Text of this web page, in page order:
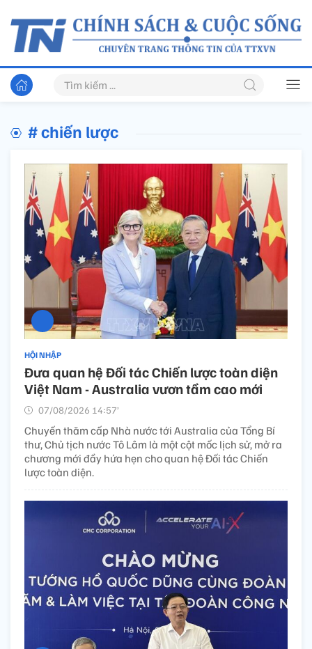
# chiến lược
HỘI NHẬP
Đưa quan hệ Đối tác Chiến lược toàn diện
Việt Nam - Australia vươn tầm cao mới
07/08/2026 14:57’
Chuyến thăm cấp Nhà nước tới Australia của Tổng Bí
thư, Chủ tịch nước Tô Lâm là một cột mốc lịch sử, mở ra
chương mới đầy hứa hẹn cho quan hệ Đối tác Chiến
lược toàn diện.